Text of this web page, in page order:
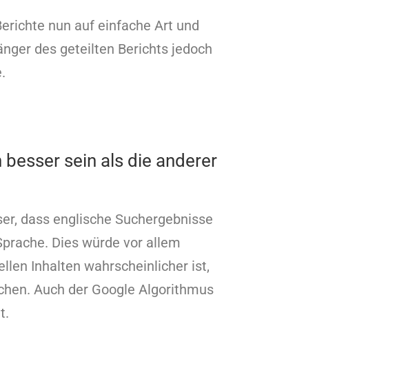
nun auf einfache Art und
des geteilten Berichts jedoch
sein als die anderer
dass englische Suchergebnisse
Dies würde vor allem
Inhalten wahrscheinlicher ist,
Auch der Google Algorithmus